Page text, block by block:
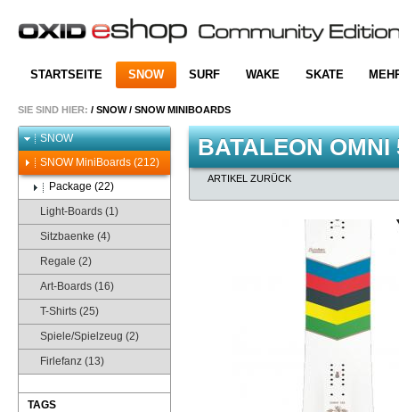
STARTSEITE SNOW SURF WAKE SKATE
SIE SIND HIER: / SNOW/ SNOW MINIBOARDS
SNOW
SNOW MiniBoards (212)
Package (22)
Light-Boards (1)
Sitzbaenke (4)
Regale (2)
Art-Boards (16)
T-Shirts (25)
Spiele/Spielzeug (2)
Firlefanz (13)
TAGS
BATALEON OMNI
ARTIKEL ZURÜCK